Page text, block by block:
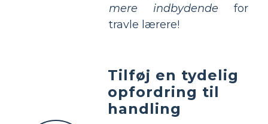
mere indbydende for
travle lærere!
Tilføj en tydelig
opfordring til
handling